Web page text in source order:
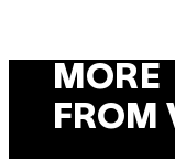
MORE
FROM